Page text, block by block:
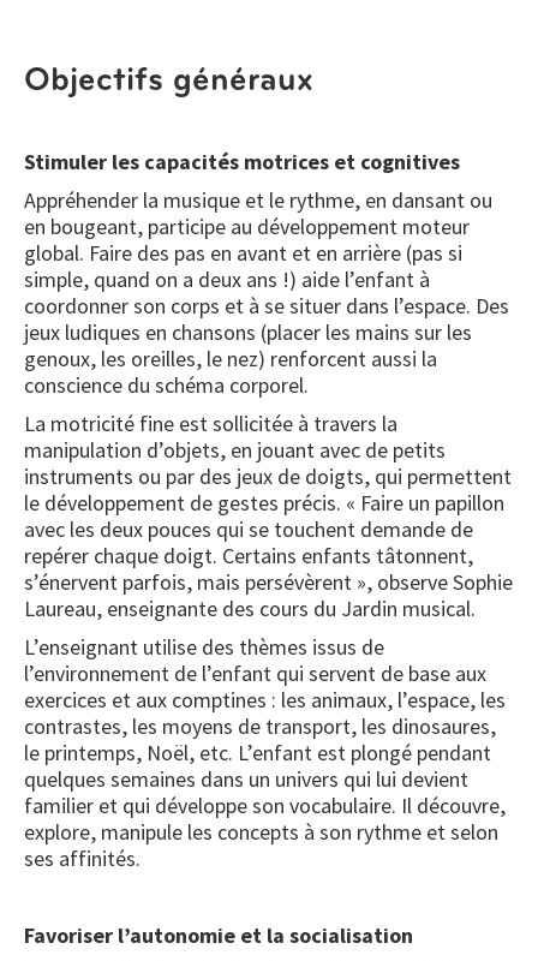
Objectifs généraux
Stimuler les capacités motrices et cognitives
Appréhender la musique et le rythme, en dansant ou
en bougeant, participe au développement moteur
global. Faire des pas en avant et en arrière (pas si
simple, quand on a deux ans !) aide l’enfant à
coordonner son corps et à se situer dans l’espace. Des
jeux ludiques en chansons (placer les mains sur les
genoux, les oreilles, le nez) renforcent aussi la
conscience du schéma corporel.
La motricité fine est sollicitée à travers la
manipulation d’objets, en jouant avec de petits
instruments ou par des jeux de doigts, qui permettent
le développement de gestes précis. « Faire un papillon
avec les deux pouces qui se touchent demande de
repérer chaque doigt. Certains enfants tâtonnent,
s’énervent parfois, mais persévèrent », observe Sophie
Laureau, enseignante des cours du Jardin musical.
L’enseignant utilise des thèmes issus de
l’environnement de l’enfant qui servent de base aux
exercices et aux comptines : les animaux, l’espace, les
contrastes, les moyens de transport, les dinosaures,
le printemps, Noël, etc. L’enfant est plongé pendant
quelques semaines dans un univers qui lui devient
familier et qui développe son vocabulaire. Il découvre,
explore, manipule les concepts à son rythme et selon
ses affinités.
Favoriser l’autonomie et la socialisation